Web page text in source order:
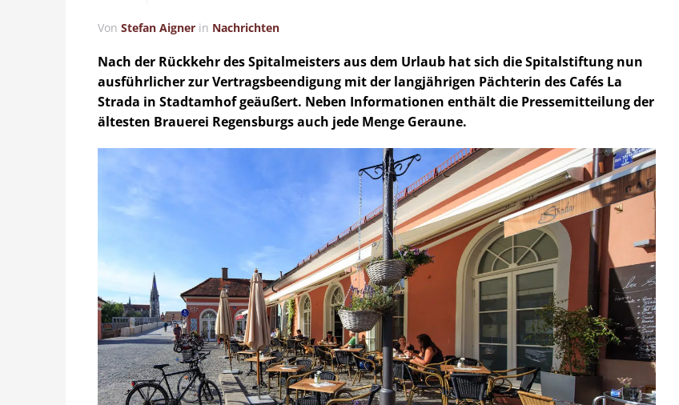
Von Stefan Aigner in Nachrichten
Nach der Rückkehr des Spitalmeisters aus dem Urlaub hat sich die Spitalstiftung nun
ausführlicher zur Vertragsbeendigung mit der langjährigen Pächterin des Cafés La
Strada in Stadtamhof geäußert. Neben Informationen enthält die Pressemitteilung der
ältesten Brauerei Regensburgs auch jede Menge Geraune.